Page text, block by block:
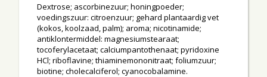
Dextrose; ascorbinezuur; honingpoeder;
voedingszuur: citroenzuur; gehard plantaardig vet
(kokos, koolzaad, palm); aroma; nicotinamide;
antiklontermiddel: magnesiumstearaat;
tocoferylacetaat; calciumpantothenaat; pyridoxine
HCl; riboflavine; thiaminemononitraat; foliumzuur;
biotine; cholecalciferol; cyanocobalamine.